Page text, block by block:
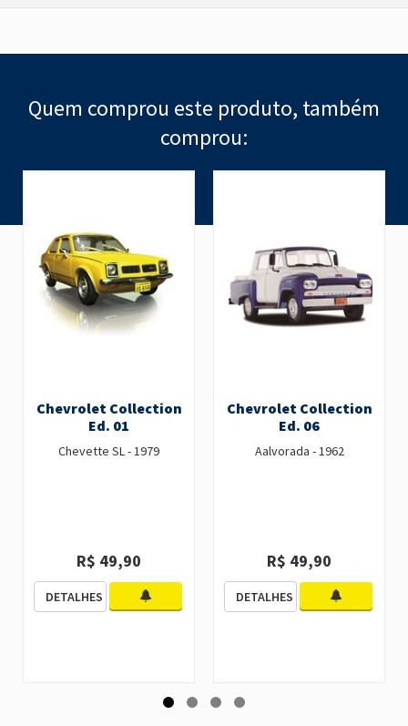
Quem comprou este produto, também
comprou:
Chevrolet Collection
Ed. 01
Chevette SL - 1979
R$ 49,90
DETALHES
Chevrolet Collection
Ed. 06
Aalvorada - 1962
R$ 49,90
DETALHES